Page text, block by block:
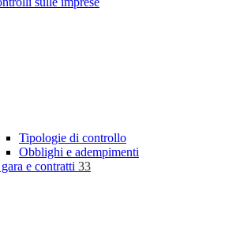
Tipologie di controllo
Obblighi e adempimenti
e contratti 33